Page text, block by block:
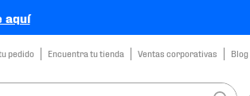
aquí
pedido Encuentra tu tienda Ventas corporativas Blog